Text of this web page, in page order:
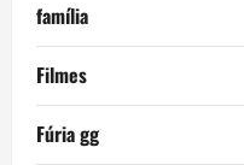
família
Filmes
Fúria gg